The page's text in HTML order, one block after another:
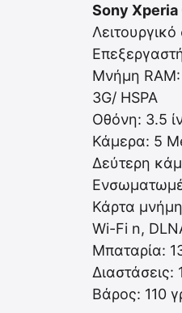
Sony Xperia
Μνήμη RAM:
3G/ HSPA
Οθόνη: 3.5
Κάμερα: 5
Δεύτερη
Κάρτα
Wi-Fi n,
Μπαταρία:
Βάρος: 110